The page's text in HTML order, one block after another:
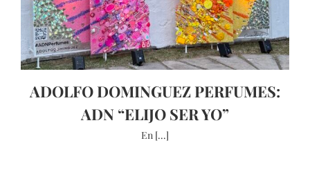
ADOLFO DOMINGUEZ PERFUMES:
ADN “ELIJO SER YO”
En [...]